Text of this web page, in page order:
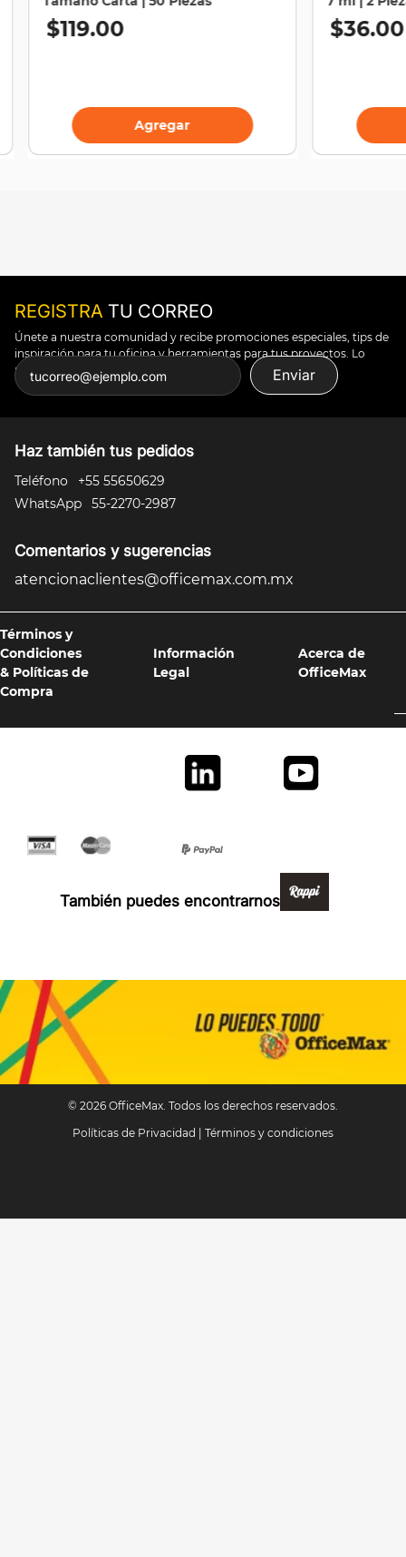
$119.00
Agregar
$36.00
REGISTRA TU CORREO
Únete a nuestra comunidad y recibe promociones especiales, tips de
inspiración para tu oficina y herramientas para tus proyectos. Lo
puedes todo.
Enviar
Haz también tus pedidos
Teléfono
+55 55650629
WhatsApp
55-2270-2987
Comentarios y sugerencias
atencionaclientes@officemax.com.mx
Términos y
Condiciones
& Políticas de
Compra
Información
Legal
Acerca de
OfficeMax
Formas de pago y compra 100% segura
También puedes encontrarnos en:
© 2026 OfficeMax. Todos los derechos reservados.
Políticas de Privacidad
Términos y condiciones